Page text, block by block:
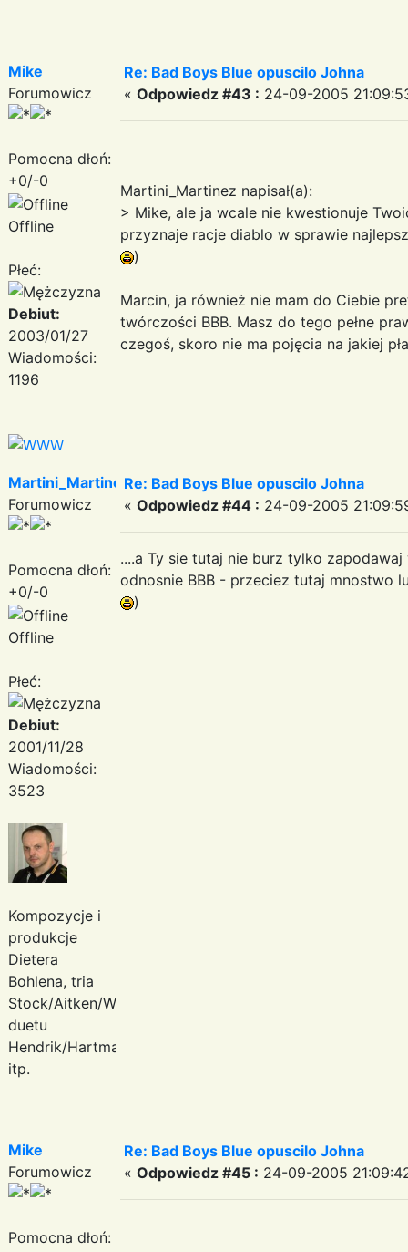
Mike
Forumowicz
Pomocna dłoń:
+0/-0
Offline
Płeć:
Debiut:
2003/01/27
Wiadomości:
1196
Re: Bad Boys Blue opuscilo Johna
« Odpowiedz #43 : 24-09-2005
Martini_Martinez napisał(a):
> Mike, ale ja wcale nie kwestionuje
przyznaje racje diablo w sprawie
)
Marcin, ja również nie mam do Ciebie
twórczości BBB. Masz do tego pełne
czegoś, skoro nie ma pojęcia na jakiej
Martini_Martinez
Forumowicz
Pomocna dłoń:
+0/-0
Offline
Płeć:
Debiut:
2001/11/28
Wiadomości:
3523
Kompozycje i
produkcje
Dietera
Bohlena, tria
Stock/Aitken/Waterman,
duetu
Hendrik/Hartmann
itp.
Re: Bad Boys Blue opuscilo Johna
« Odpowiedz #44 : 24-09-2005
....a Ty sie tutaj nie burz tylko
odnosnie BBB - przeciez tutaj mnostwo
)
Mike
Forumowicz
Pomocna dłoń:
Re: Bad Boys Blue opuscilo Johna
« Odpowiedz #45 : 24-09-2005